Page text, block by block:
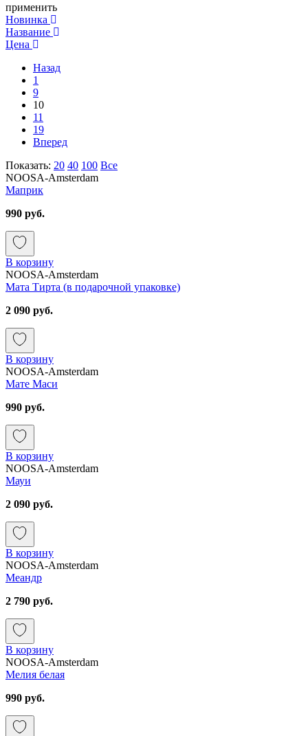
применить
Новинка
Название
Цена
Назад
1
9
10
11
19
Вперед
Показать: 20 40 100 Все
NOOSA-Amsterdam
Маприк
990 руб.
В корзину
NOOSA-Amsterdam
Мата Тирта (в подарочной упаковке)
2 090 руб.
В корзину
NOOSA-Amsterdam
Мате Маси
990 руб.
В корзину
NOOSA-Amsterdam
Мауи
2 090 руб.
В корзину
NOOSA-Amsterdam
Меандр
2 790 руб.
В корзину
NOOSA-Amsterdam
Мелия белая
990 руб.